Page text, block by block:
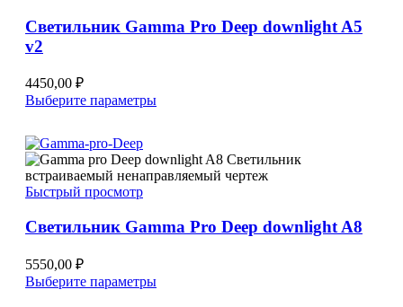
на
Светильник Gamma Pro Deep downlight A5
v2
4450,00 ₽
Выберите параметрыЭтот
вариаций.
Опции
на
Быстрый просмотр
Светильник Gamma Pro Deep downlight A8
5550,00 ₽
Выберите параметрыЭтот